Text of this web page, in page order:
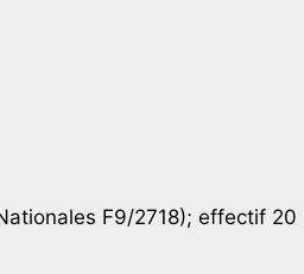
F9/2718); effectif 20